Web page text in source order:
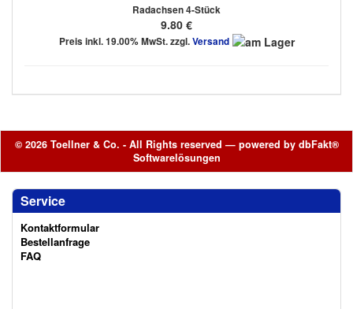
Radachsen 4-Stück
9.80 €
Preis inkl. 19.00% MwSt. zzgl.Versand
© 2026 Toellner & Co. - All Rights reserved — powered by dbFakt®
Softwarelösungen
Service
Kontaktformular
Bestellanfrage
FAQ